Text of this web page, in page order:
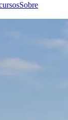
Sobre